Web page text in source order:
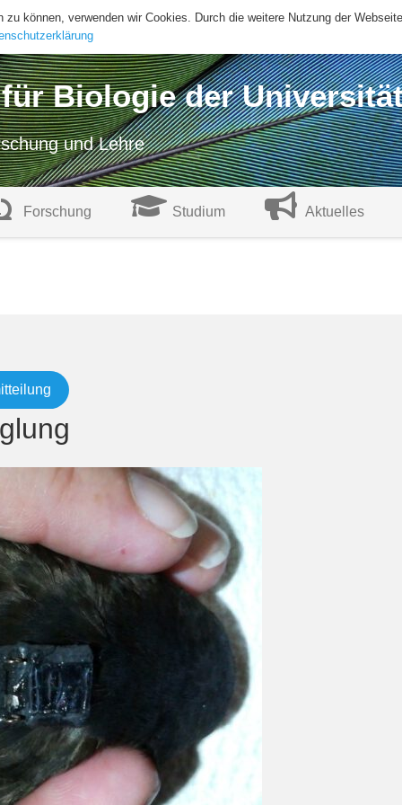
Biologie der
und Lehre
Forschung Studium Aktuelles
können, verwenden wir Cookies. Durch die weitere Nutzung der